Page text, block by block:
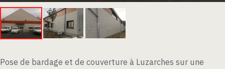
Pose de bardage et de couverture à Luzarches sur une